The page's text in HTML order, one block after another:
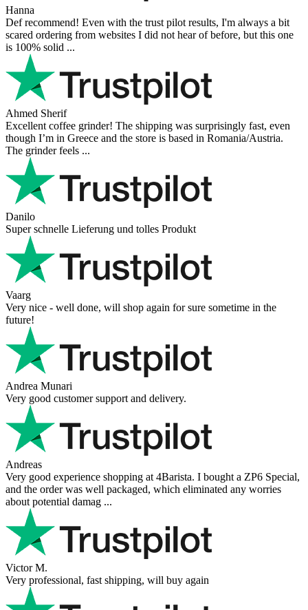
Excellent store! Friendly and professional communication, fast
shipping, and the item arrived well packaged. The whole purchasing
experience was smoot ...
Richard Möckel
Super Support! Bestellvorgang hat super funktioniert. Ich einen
Feuer bei der Bestellung gemacht, welcher sofort korrigiert wurde.
Der Support ist w ...
Hanna
Def recommend! Even with the trust pilot results, I'm always a bit
scared ordering from websites I did not hear of before, but this one
is 100% solid ...
Ahmed Sherif
Excellent coffee grinder! The shipping was surprisingly fast, even
though I’m in Greece and the store is based in Romania/Austria.
The grinder feels ...
Danilo
Super schnelle Lieferung und tolles Produkt
Vaarg
Very nice - well done, will shop again for sure sometime in the
future!
Andrea Munari
Very good customer support and delivery.